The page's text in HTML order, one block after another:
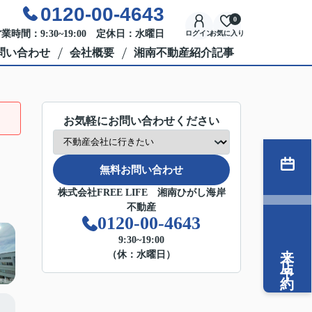
0120-00-4643
時間：9:30~19:00 定休日：水曜日 ログインお気に入り
0
い合わせ 会社概要 湘南不動産紹介記事
お気軽にお問い合わせください
無料お問い合わせ
株式会社FREE LIFE 湘南ひがし海岸
不動産
0120-00-4643
9:30~19:00
（休：水曜日）
来店予約